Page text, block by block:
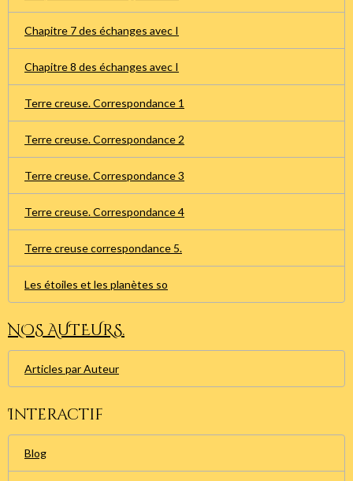
Chapitre 7 des échanges avec I
Chapitre 8 des échanges avec I
Terre creuse. Correspondance 1
Terre creuse. Correspondance 2
Terre creuse. Correspondance 3
Terre creuse. Correspondance 4
Terre creuse correspondance 5.
Les étoiles et les planètes so
NOS AUTEURS.
Articles par Auteur
Interactif
Blog